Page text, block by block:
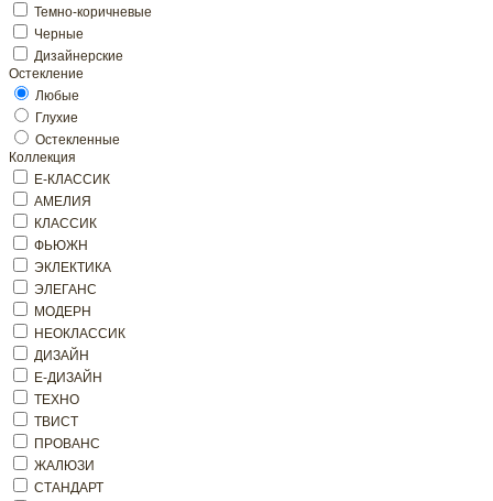
Темно-коричневые
Черные
Дизайнерские
Остекление
Любые
Глухие
Остекленные
Коллекция
Е-КЛАССИК
АМЕЛИЯ
КЛАССИК
ФЬЮЖН
ЭКЛЕКТИКА
ЭЛЕГАНС
МОДЕРН
НЕОКЛАССИК
ДИЗАЙН
Е-ДИЗАЙН
ТЕХНО
ТВИСТ
ПРОВАНС
ЖАЛЮЗИ
СТАНДАРТ